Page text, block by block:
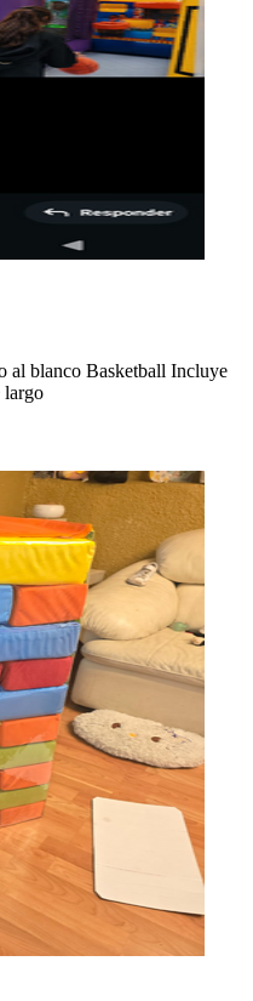
al blanco Basketball Incluye
largo